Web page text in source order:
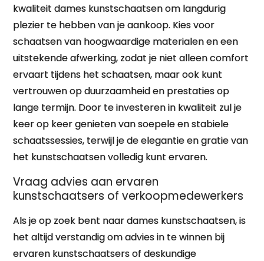
kwaliteit dames kunstschaatsen om langdurig
plezier te hebben van je aankoop. Kies voor
schaatsen van hoogwaardige materialen en een
uitstekende afwerking, zodat je niet alleen comfort
ervaart tijdens het schaatsen, maar ook kunt
vertrouwen op duurzaamheid en prestaties op
lange termijn. Door te investeren in kwaliteit zul je
keer op keer genieten van soepele en stabiele
schaatssessies, terwijl je de elegantie en gratie van
het kunstschaatsen volledig kunt ervaren.
Vraag advies aan ervaren
kunstschaatsers of verkoopmedewerkers
Als je op zoek bent naar dames kunstschaatsen, is
het altijd verstandig om advies in te winnen bij
ervaren kunstschaatsers of deskundige